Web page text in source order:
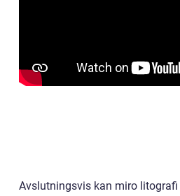
Avslutningsvis kan miro